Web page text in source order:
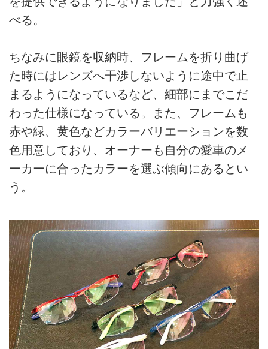
べる。
ちなみに眼鏡を収納時、フレームを折り曲げ
た時にはレンズへ干渉しないように途中で止
まるようになっているなど、細部にまでこだ
わった仕様になっている。また、フレームも
赤や緑、黄色などカラーバリエーションを数
色用意しており、オーナーも自分の愛車のメ
ーカーに合ったカラーを選ぶ傾向にあるとい
う。